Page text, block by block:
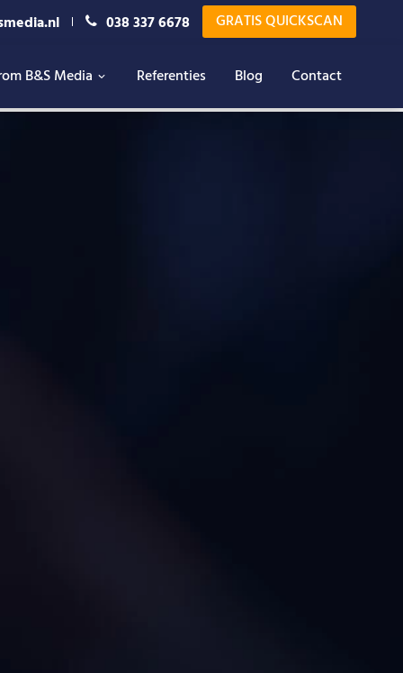
038 337 6678 GRATIS QUICKSCAN
B&S Media Referenties Blog Contact